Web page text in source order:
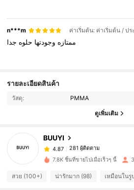
n***m
ممتازه وجودتها حلوه جدا
รายละเอียดสินค้า
วัสดุ: PMMA
ดูเพิ่มเติม
BUUYI
4.87
281 ผู้ติดตาม
281 ผู้ติดตาม
g***1 ตาม1 วันที่ผ่านมา
4.87
281 ผู้ติดตาม
4.87 281 ผู้ติดตาม
7.8K ชิ้นที่ขายไปเมื่อเร็วๆ นี้
สวย (100+) น่ารักมาก (98) เหมือนในรู